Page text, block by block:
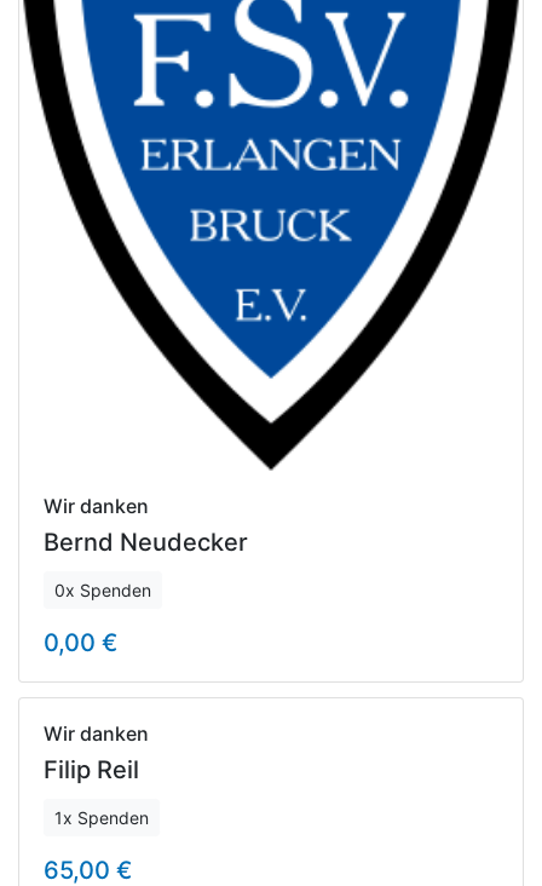
Wir danken
Bernd Neudecker
0x Spenden
0,00 €
Wir danken
Filip Reil
1x Spenden
65,00 €